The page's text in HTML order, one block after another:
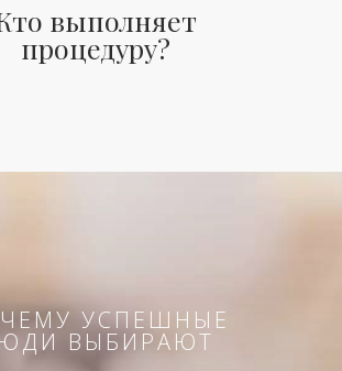
выполняет
процедуру?
УСПЕШНЫЕ
ВЫБИРАЮТ